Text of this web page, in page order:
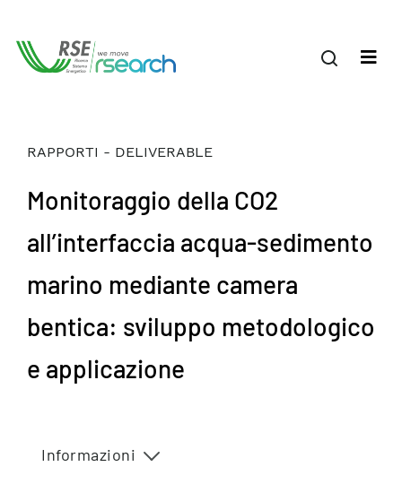
RAPPORTI - DELIVERABLE
Monitoraggio della CO2
all’interfaccia acqua-sedimento
marino mediante camera
bentica: sviluppo metodologico
e applicazione
Informazioni